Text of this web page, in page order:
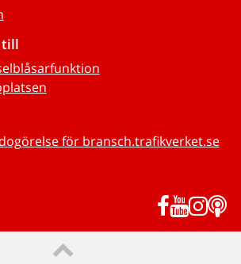
till
för bransch.trafikverket.se
Facebook
YouTube